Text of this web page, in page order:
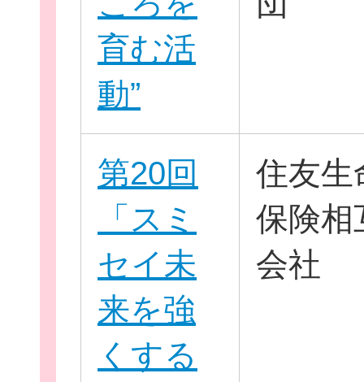
ボランティ
ログイ
育む活
動”
第20回
「スミ
セイ未
来を強
くする
住友生
保険相
会社